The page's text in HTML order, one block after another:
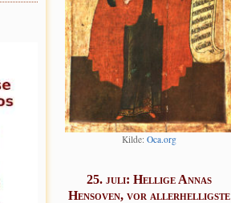
Kil­de:Oca.org
25. juli: Hellige Annas
Hensoven, vor allerhelligste